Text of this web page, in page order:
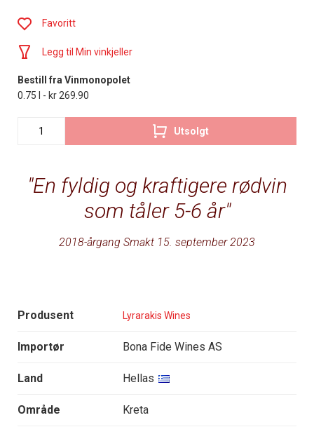
En fyldig og kraftigere rødvin
som tåler 5-6 år
2018-årgang Smakt 15. september 2023
Produsent Lyrarakis Wines
Importør Bona Fide Wines AS
Land Hellas
Område Kreta
Favoritt
Legg til Min vinkjeller
Bestill fra Vinmonopolet
0.75 l - kr 269.90
Utsolgt